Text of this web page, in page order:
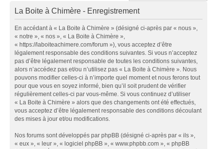
La Boite à Chimère - Enregistrement
En accédant à « La Boite à Chimère » (désigné ci-après par « nous »,
« notre », « nos », « La Boite à Chimère »,
« https://laboiteachimere.com/forum »), vous acceptez d’être
légalement responsable des conditions suivantes. Si vous n’acceptez
pas d’être légalement responsable de toutes les conditions suivantes,
alors n’accédez pas et/ou n’utilisez pas « La Boite à Chimère ». Nous
pouvons modifier celles-ci à n’importe quel moment et nous ferons tout
pour que vous en soyez informé, bien qu’il soit prudent de vérifier
régulièrement celles-ci par vous-même. Si vous continuez d’utiliser
« La Boite à Chimère » alors que des changements ont été effectués,
vous acceptez d’être légalement responsable des conditions découlant
des mises à jour et/ou modifications.
Nos forums sont développés par phpBB (désigné ci-après par « ils »,
« eux », « leur », « logiciel phpBB », « www.phpbb.com », « phpBB